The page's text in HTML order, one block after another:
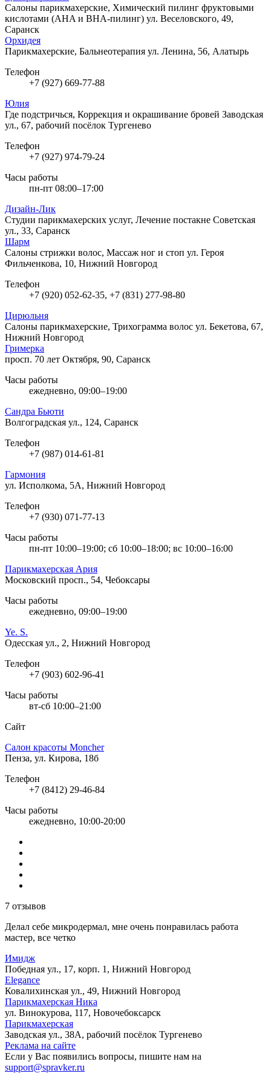
Cалоны парикмахерские, Химический пилинг фруктовыми
кислотами (AHA и BHA-пилинг) ул. Веселовского, 49,
Саранск
Орхидея
Парикмахерские, Бальнеотерапия ул. Ленина, 56, Алатырь
Телефон
+7 (927) 669-77-88
Юлия
Где подстричься, Коррекция и окрашивание бровей Заводская
ул., 67, рабочий посёлок Тургенево
Телефон
+7 (927) 974-79-24
Часы работы
пн-пт 08:00–17:00
Дизайн-Лик
Студии парикмахерских услуг, Лечение постакне Советская
ул., 33, Саранск
Шарм
Салоны стрижки волос, Массаж ног и стоп ул. Героя
Фильченкова, 10, Нижний Новгород
Телефон
+7 (920) 052-62-35, +7 (831) 277-98-80
Цирюльня
Cалоны парикмахерские, Трихограмма волос ул. Бекетова, 67,
Нижний Новгород
Гримерка
просп. 70 лет Октября, 90, Саранск
Часы работы
ежедневно, 09:00–19:00
Сандра Бьюти
Волгоградская ул., 124, Саранск
Телефон
+7 (987) 014-61-81
Гармония
ул. Исполкома, 5А, Нижний Новгород
Телефон
+7 (930) 071-77-13
Часы работы
пн-пт 10:00–19:00; сб 10:00–18:00; вс 10:00–16:00
Парикмахерская Ария
Московский просп., 54, Чебоксары
Часы работы
ежедневно, 09:00–19:00
Ye. S.
Одесская ул., 2, Нижний Новгород
Телефон
+7 (903) 602-96-41
Часы работы
вт-сб 10:00–21:00
Сайт
Cалон красоты Moncher
Пенза, ул. Кирова, 18б
Телефон
+7 (8412) 29-46-84
Часы работы
ежедневно, 10:00-20:00
7 отзывов
Делал себе микродермал, мне очень понравилась работа
мастер, все четко
Имидж
Победная ул., 17, корп. 1, Нижний Новгород
Elegance
Ковалихинская ул., 49, Нижний Новгород
Парикмахерская Ника
ул. Винокурова, 117, Новочебоксарск
Парикмахерская
Заводская ул., 38А, рабочий посёлок Тургенево
Реклама на сайте
Если у Вас появились вопросы, пишите нам на
support@spravker.ru